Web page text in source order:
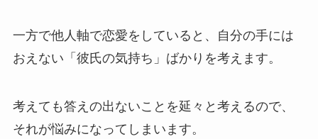
一方で他人軸で恋愛をしていると、自分の手には
おえない「彼氏の気持ち」ばかりを考えます。
考えても答えの出ないことを延々と考えるので、
それが悩みになってしまいます。